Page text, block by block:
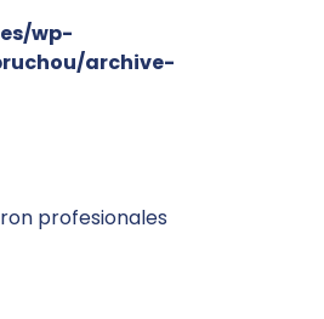
wp-
archive-
profesionales